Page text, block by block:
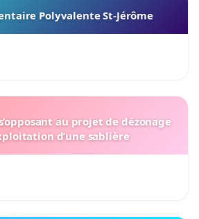
Polyvalente St-Jérôme
au projet de dézonage
d’une sablière